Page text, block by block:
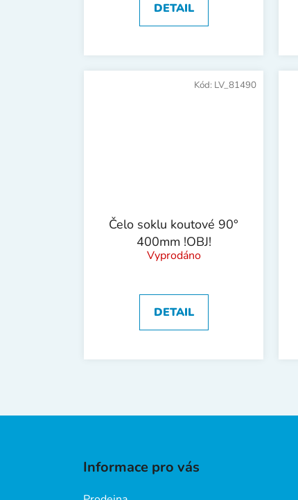
DETAIL
Čelo soklu koutové 90°
400mm !OBJ!
Vyprodáno
DETAIL
Kód: LV_81490
Informace pro vás